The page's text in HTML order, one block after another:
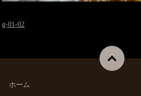
g-01-02
ホーム